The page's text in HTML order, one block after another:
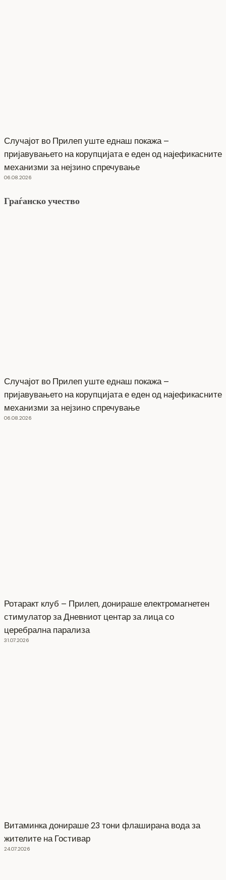
Случајот во Прилеп уште еднаш покажа –
пријавувањето на корупцијата е еден од најефикасните
механизми за нејзино спречување
06.08.2026
Граѓанско учество
Случајот во Прилеп уште еднаш покажа –
пријавувањето на корупцијата е еден од најефикасните
механизми за нејзино спречување
06.08.2026
Ротаракт клуб – Прилеп, донираше електромагнетен
стимулатор за Дневниот центар за лица со
церебрална парализа
31.07.2026
Витаминка донираше 23 тони флаширана вода за
жителите на Гостивар
24.07.2026